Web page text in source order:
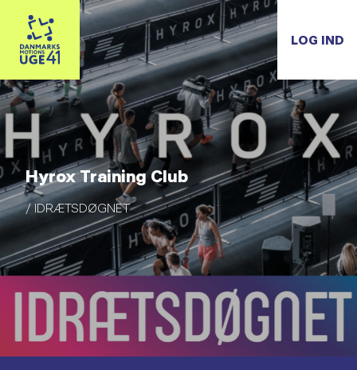
LOG IND
Hyrox Training Club
/ IDRÆTSDØGNET